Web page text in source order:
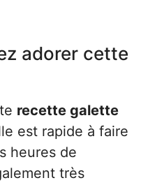
adorer cette
recette galette
est rapide à faire
heures de
très